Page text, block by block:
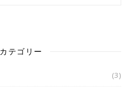
カテゴリー
(3)